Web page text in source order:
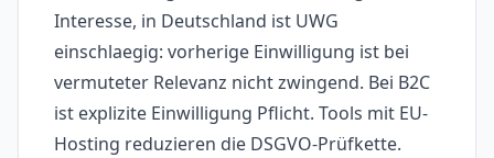
Interesse, in Deutschland ist UWG
einschlaegig: vorherige Einwilligung ist bei
vermuteter Relevanz nicht zwingend. Bei B2C
ist explizite Einwilligung Pflicht. Tools mit EU-
Hosting reduzieren die DSGVO-Prüfkette.